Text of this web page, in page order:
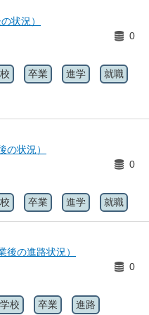
状況）
0
卒業 進学 就職
状況）
0
卒業 進学 就職
の進路状況）
0
校 卒業 進路